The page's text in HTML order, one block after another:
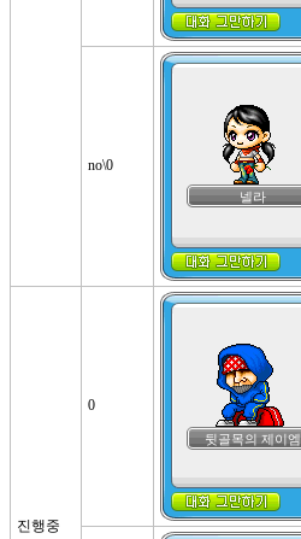
no\0
넬라
진행중
0
뒷골목의 제이엠